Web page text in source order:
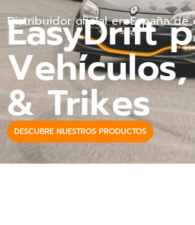
Distribuidor oficial en España de
EasyDrift
& Trikes
DESCUBRE NUESTROS PRODUCTOS